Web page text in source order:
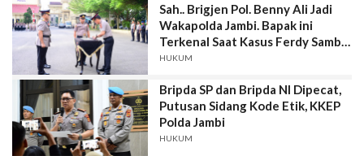
Sah.. Brigjen Pol. Benny Ali Jadi
Wakapolda Jambi. Bapak ini
Terkenal Saat Kasus Ferdy Sambo
Terungkap...?
HUKUM
Bripda SP dan Bripda NI Dipecat,
Putusan Sidang Kode Etik, KKEP
Polda Jambi
HUKUM